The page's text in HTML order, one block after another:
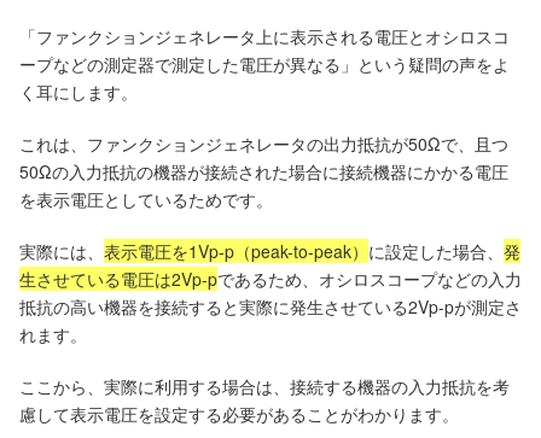
「ファンクションジェネレータ上に表示される電圧とオシロスコ
ープなどの測定器で測定した電圧が異なる」という疑問の声をよ
く耳にします。
これは、ファンクションジェネレータの出力抵抗が50Ωで、且つ
50Ωの入力抵抗の機器が接続された場合に接続機器にかかる電圧
を表示電圧としているためです。
実際には、 表示電圧を1Vp-p（peak-to-peak） に設定した場合、 発
生させている電圧は2Vp-pであるため、オシロスコープなどの入力
抵抗の高い機器を接続すると実際に発生させている2Vp-pが測定さ
れます。
ここから、実際に利用する場合は、接続する機器の入力抵抗を考
慮して表示電圧を設定する必要があることがわかります。